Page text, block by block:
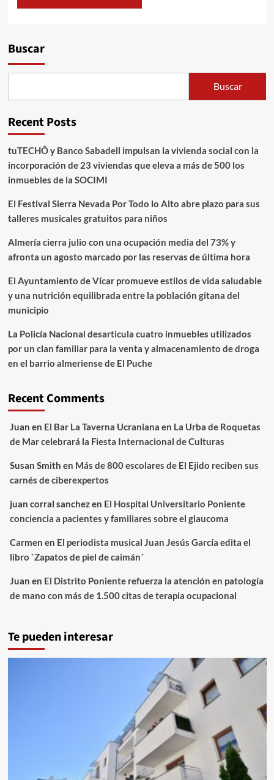
Buscar
Buscar
Recent Posts
tuTECHÔ y Banco Sabadell impulsan la vivienda social con la
incorporación de 23 viviendas que eleva a más de 500 los
inmuebles de la SOCIMI
El Festival Sierra Nevada Por Todo lo Alto abre plazo para sus
talleres musicales gratuitos para niños
Almería cierra julio con una ocupación media del 73% y
afronta un agosto marcado por las reservas de última hora
El Ayuntamiento de Vícar promueve estilos de vida saludable
y una nutrición equilibrada entre la población gitana del
municipio
La Policía Nacional desarticula cuatro inmuebles utilizados
por un clan familiar para la venta y almacenamiento de droga
en el barrio almeriense de El Puche
Recent Comments
Juan en El Bar La Taverna Ucraniana en La Urba de Roquetas
de Mar celebrará la Fiesta Internacional de Culturas
Susan Smith en Más de 800 escolares de El Ejido reciben sus
carnés de ciberexpertos
juan corral sanchezen El Hospital Universitario Poniente
conciencia a pacientes y familiares sobre el glaucoma
Carmen en El periodista musical Juan Jesús García edita el
libro `Zapatos de piel de caimán´
Juan en El Distrito Poniente refuerza la atención en patología
de mano con más de 1.500 citas de terapia ocupacional
Te pueden interesar